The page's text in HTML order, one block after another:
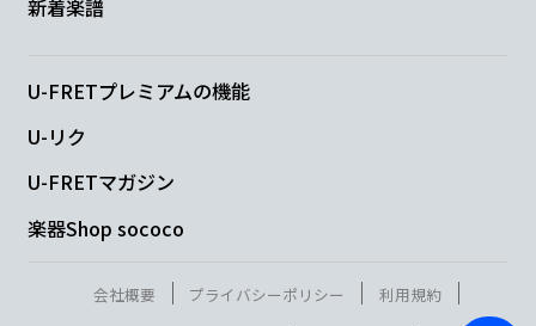
新着楽譜
U-FRETプレミアムの機能
U-リク
U-FRETマガジン
楽器Shop sococo
会社概要 プライバシーポリシー
利用規約